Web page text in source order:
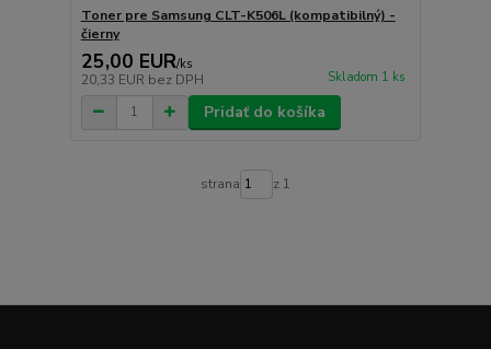
Toner pre Samsung CLT-K506L (kompatibilný) -
čierny
25,00 EUR/ks
20,33 EUR bez DPH Skladom 1 ks
Pridať do košíka
strana z 1